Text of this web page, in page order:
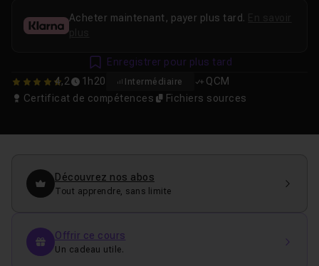
4.1666666666667
4,2 1h20 Intermédiaire
QCM
Certificat de compétences
Fichiers sources
Acheter maintenant, payer plus tard.
plus
Enregistrer pour plus tard
Découvrez nos abos
Tout apprendre, sans limite
Offrir ce cours
Un cadeau utile.